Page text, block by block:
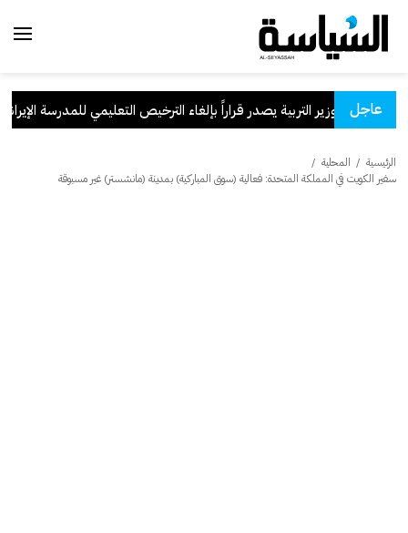
عاجلوزير التربية يصدر قراراً بإلغاء الترخيص التعليمي للمدرسة الإيرانية
الرئيسية / المحلية /
سفير الكويت في المملكة المتحدة: فعالية (سوق المباركية) بمدينة (مانشستر) غير مسبوقة